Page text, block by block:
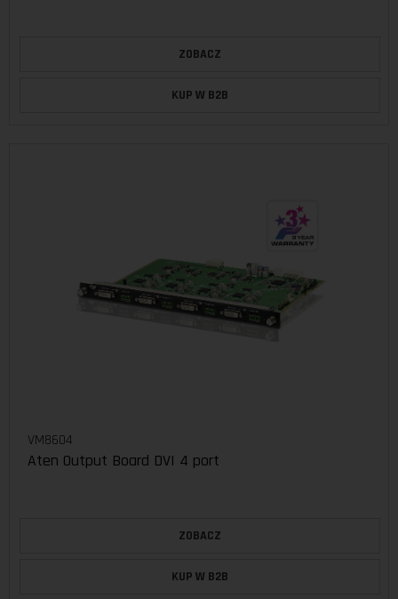
ZOBACZ
KUP W B2B
VM8604
Aten Output Board DVI 4 port
ZOBACZ
KUP W B2B